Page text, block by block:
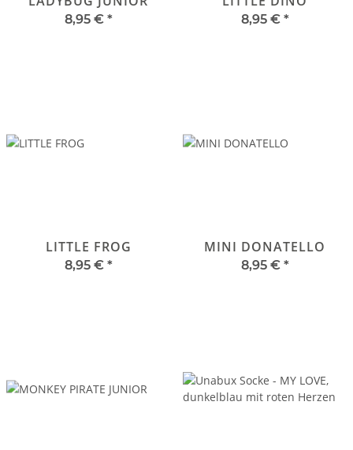
8,95 € * 8,95 € *
LITTLE FROG
8,95 € *
MINI DONATELLO
8,95 € *